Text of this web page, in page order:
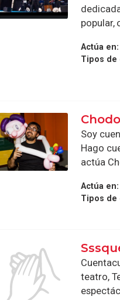
popular,
Actúa en:
Tipos de
Soy
Hago
actúa
Actúa en:
Tipos de
teatro,